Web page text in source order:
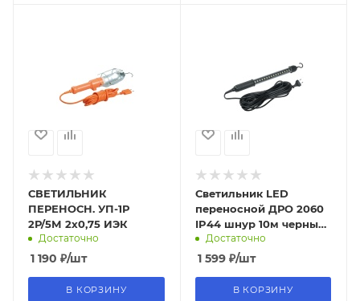
СВЕТИЛЬНИК
ПЕРЕНОСН. УП-1Р
2Р/5М 2х0,75 ИЭК
Достаточно
1 190 ₽/шт
В КОРЗИНУ
Светильник LED
переносной ДРО 2060
IP44 шнур 10м черный
IEKДостаточно
1 599₽/шт
В КОРЗИНУ